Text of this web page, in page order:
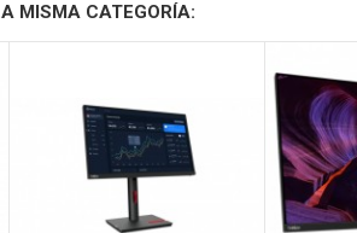
MISMA CATEGORÍA: